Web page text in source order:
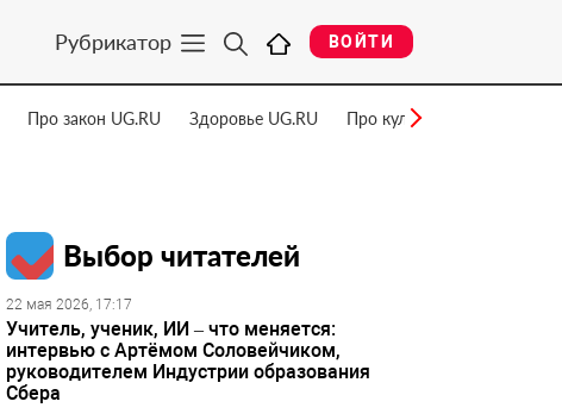
Рубрикатор ВОЙТИ
Про закон UG.RU Здоровье UG.RU Про культуру UG.RU
Выбор читателей
22 мая 2026, 17:17
Учитель, ученик, ИИ – что меняется:
интервью с Артёмом Соловейчиком,
руководителем Индустрии образования
Сбера